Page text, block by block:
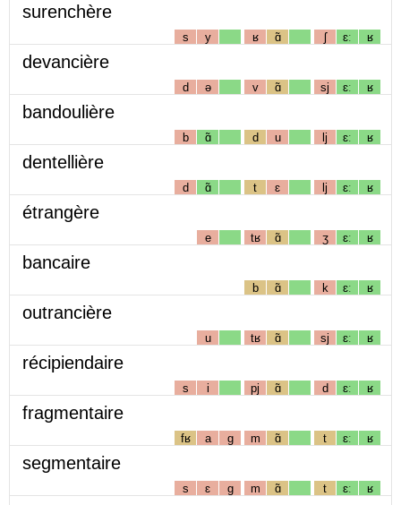
surenchère
s y ʁ ɑ̃ ʃ ɛː ʁ
devancière
d ə v ɑ̃ sj ɛː ʁ
bandoulière
b ɑ̃ d u lj ɛː ʁ
dentellière
d ɑ̃ t ɛ lj ɛː ʁ
étrangère
e tʁ ɑ̃ ʒ ɛː ʁ
bancaire
b ɑ̃ k ɛː ʁ
outrancière
u tʁ ɑ̃ sj ɛː ʁ
récipiendaire
s i pj ɑ̃ d ɛː ʁ
fragmentaire
fʁ a g m ɑ̃ t ɛː ʁ
segmentaire
s ɛ g m ɑ̃ t ɛː ʁ